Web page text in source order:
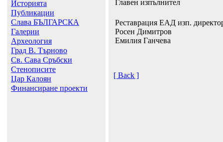
Историята
Публикации
Слава БЪЛГАРСКА
Галерии
Археология
Град В. Търново
Св. Сава Сръбски
Стенописите
Цар Калоян
Финансиране проекти
Главен изпълнител
Реставрация ЕАД изп.
Росен Димитров
Емилия Ганчева
[ Back ]